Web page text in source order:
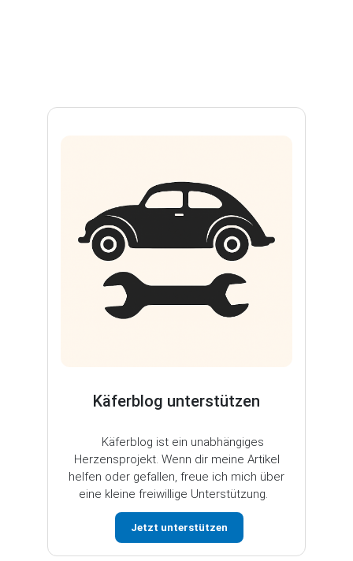
Käferblog unterstützen
Käferblog ist ein unabhängiges
Herzensprojekt. Wenn dir meine Artikel
helfen oder gefallen, freue ich mich über
eine kleine freiwillige Unterstützung.
Jetzt unterstützen